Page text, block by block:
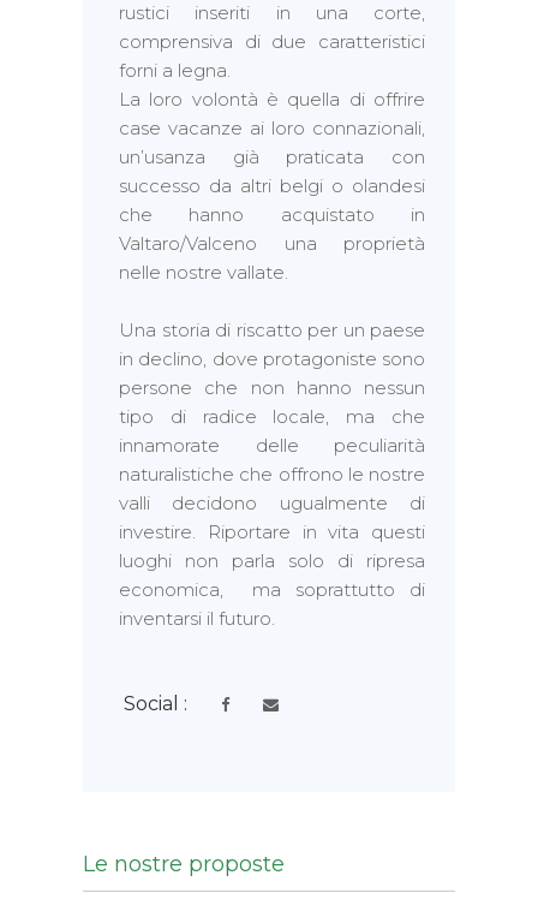
rustici inseriti in una corte,
comprensiva di due caratteristici
forni a legna.
La loro volontà è quella di offrire
case vacanze ai loro connazionali,
un’usanza già praticata con
successo da altri belgi o olandesi
che hanno acquistato in
Valtaro/Valceno una proprietà
nelle nostre vallate.
Una storia di riscatto per un paese
in declino, dove protagoniste sono
persone che non hanno nessun
tipo di radice locale, ma che
innamorate delle peculiarità
naturalistiche che offrono le nostre
valli decidono ugualmente di
investire. Riportare in vita questi
luoghi non parla solo di ripresa
economica, ma soprattutto di
inventarsi il futuro.
Social :
Le nostre proposte